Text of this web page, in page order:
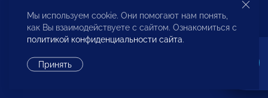
Бюро по защите прав предпринимателей и
инвесторов
Мы используем cookie. Они помогают нам понять,
как Вы взаимодействуете с сайтом. Ознакомиться с
политикой конфиденциальности сайта.
Принять